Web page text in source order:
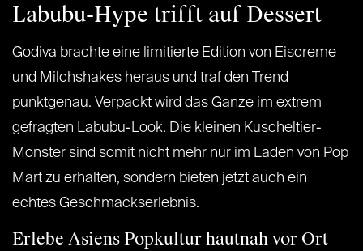
Labubu-Hype trifft auf Dessert
Godiva brachte eine limitierte Edition von Eiscreme
und Milchshakes heraus und traf den Trend
punktgenau. Verpackt wird das Ganze im extrem
gefragten Labubu-Look. Die kleinen Kuscheltier-
Monster sind somit nicht mehr nur im Laden von Pop
Mart zu erhalten, sondern bieten jetzt auch ein
echtes Geschmackserlebnis.
Erlebe Asiens Popkultur hautnah vor Ort